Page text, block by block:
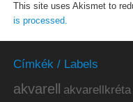
This site uses Akismet to
is processed.
Címkék / Labels
akvarell akvarellkréta